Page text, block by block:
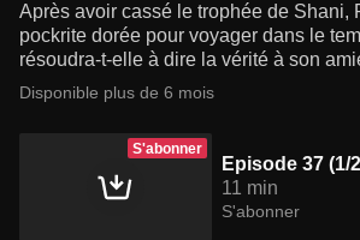
Après avoir cassé le trophée de Shani,
pockrite dorée pour voyager dans le
résoudra-t-elle à dire la vérité à son
Disponible plus de 6 mois
S'abonner
Episode 37 (1/
11 min
S'abonner